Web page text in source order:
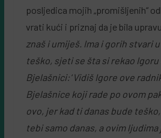
posljedica mojih „promišljenih“
vrati kući i priznaj da je bila
znaš i umiješ. Ima i gorih stvari
teško, sjeti se šta si rekao
Bjelašnici:‘Vidiš Igore ove
Bjelašnice koji rade po ovom
ovo, jer kad ti danas bude
tebi samo danas, a ovim